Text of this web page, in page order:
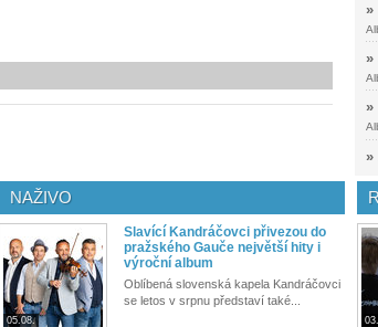
»
»
»
»
NAŽIVO
05.08.
Slavící Kandráčovci přivezou do
pražského Gauče největší hity i
výroční album
Oblíbená slovenská kapela Kandráčovci
se letos v srpnu představí také...